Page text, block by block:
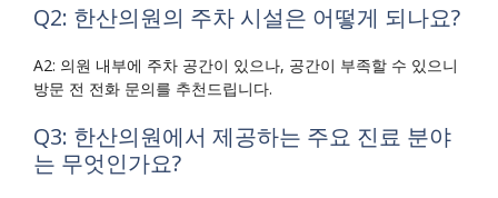
Q2: 한산의원의 주차 시설은 어떻게 되나요?
A2: 의원 내부에 주차 공간이 있으나, 공간이 부족할 수 있으니
방문 전 전화 문의를 추천드립니다.
Q3: 한산의원에서 제공하는 주요 진료 분야
는 무엇인가요?